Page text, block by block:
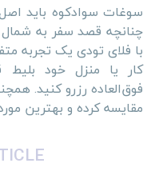
سوغات سوادکوه باید
چنانچه قصد سفر به شمال
با فلای تودی یک تجربه
کار یا منزل خود بلیط
فوق‌العاده رزرو کنید.
مقایسه کرده و بهترین